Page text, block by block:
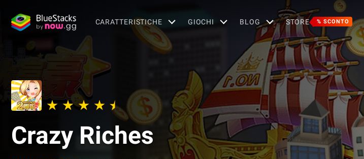
CARATTERISTICHE GIOCHI BLOG STORE % SCONTO
Crazy Riches